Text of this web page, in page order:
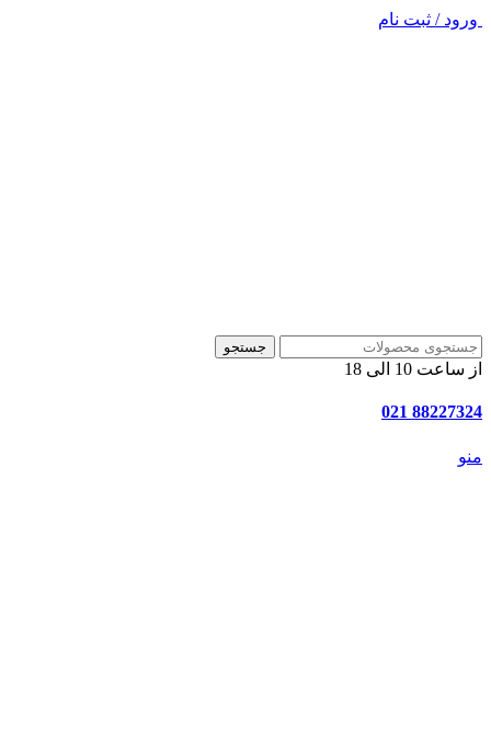
ورود / ثبت نام
جستجو
از ساعت 10 الی 18
88227324 021
منو